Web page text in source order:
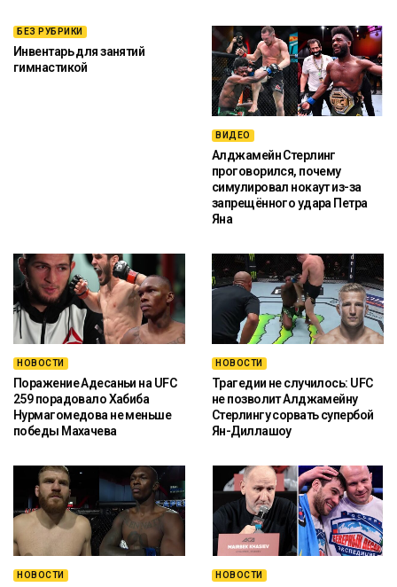
БЕЗ РУБРИКИ
Инвентарь для занятий
гимнастикой
ВИДЕО
Алджамейн Стерлинг
проговорился, почему
симулировал нокаут из-за
запрещённого удара Петра
Яна
НОВОСТИ
Поражение Адесаньи на UFC
259 порадовало Хабиба
Нурмагомедова не меньше
победы Махачева
НОВОСТИ
Трагедии не случилось: UFC
не позволит Алджамейну
Стерлингу сорвать супербой
Ян-Диллашоу
НОВОСТИ НОВОСТИ